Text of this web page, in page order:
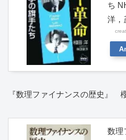
ち
洋，
『数理ファイナンスの歴史』
数理